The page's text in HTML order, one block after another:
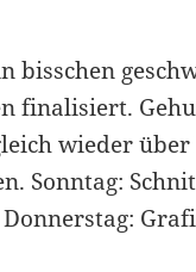
bisschen
finalisiert.
wieder
Sonntag: